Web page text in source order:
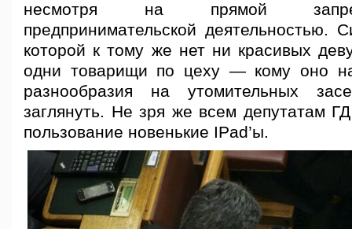
несмотря на прямой
предпринимательской деятельностью.
которой к тому же нет ни красивых
одни товарищи по цеху — кому оно
разнообразия на утомительных
заглянуть. Не зря же всем депутатам
пользование новенькие IPad’ы.